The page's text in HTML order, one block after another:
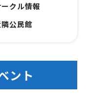
クル情報
公民館
ント